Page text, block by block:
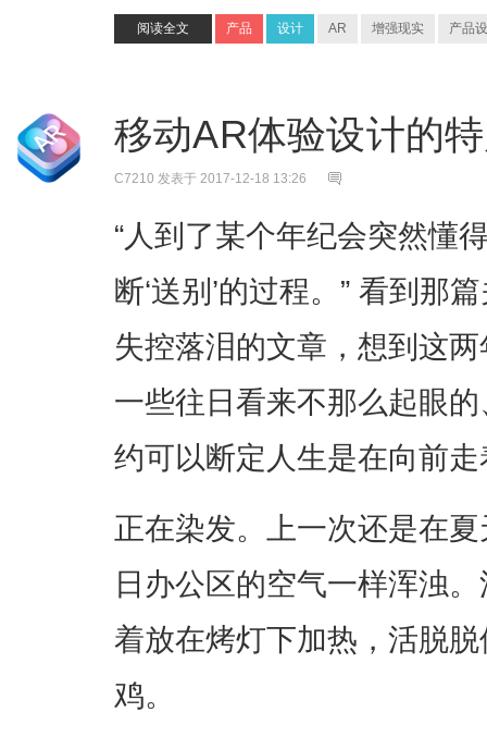
阅读全文 产品 设计 AR 增强现实 产品
移动AR体验设计的
C7210 发表于 2017-12-18 13:26
“人到了某个年纪会突然懂
断‘送别’的过程。” 看到那
失控落泪的文章，想到这
一些往日看来不那么起眼
约可以断定人生是在向前走
正在染发。上一次还是在
日办公区的空气一样浑浊
着放在烤灯下加热，活脱
鸡。